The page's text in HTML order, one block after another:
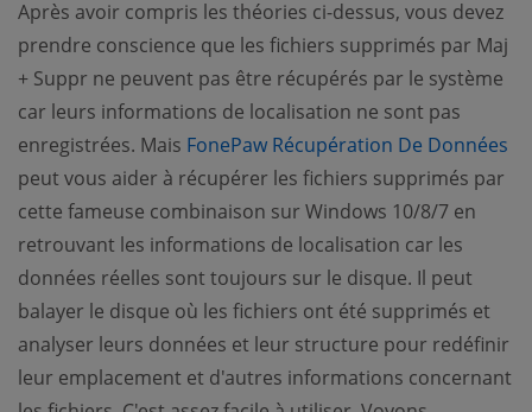
Après avoir compris les théories ci-dessus, vous devez
prendre conscience que les fichiers supprimés par Maj
+ Suppr ne peuvent pas être récupérés par le système
car leurs informations de localisation ne sont pas
enregistrées. Mais FonePaw Récupération De Données
peut vous aider à récupérer les fichiers supprimés par
cette fameuse combinaison sur Windows 10/8/7 en
retrouvant les informations de localisation car les
données réelles sont toujours sur le disque. Il peut
balayer le disque où les fichiers ont été supprimés et
analyser leurs données et leur structure pour redéfinir
leur emplacement et d'autres informations concernant